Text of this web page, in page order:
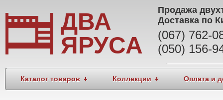
ДВА
ЯРУСА
Продажа
Доставка по
(067) 762-
(050) 156-
Каталог товаров Коллекции Оплата и